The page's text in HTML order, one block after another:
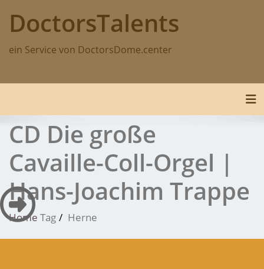
content
DoctorsTalents
ein Service von DoctorsDome.center
CD Die große
Cavaille-Coll-Orgel |
Hans-Joachim Trappe
Home Tag Herne